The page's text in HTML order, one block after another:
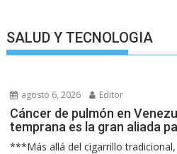
SALUD Y TECNOLOGIA
agosto 6, 2026 Editor
Cáncer de pulmón en
temprana es la gran aliada
***Más allá del cigarrillo